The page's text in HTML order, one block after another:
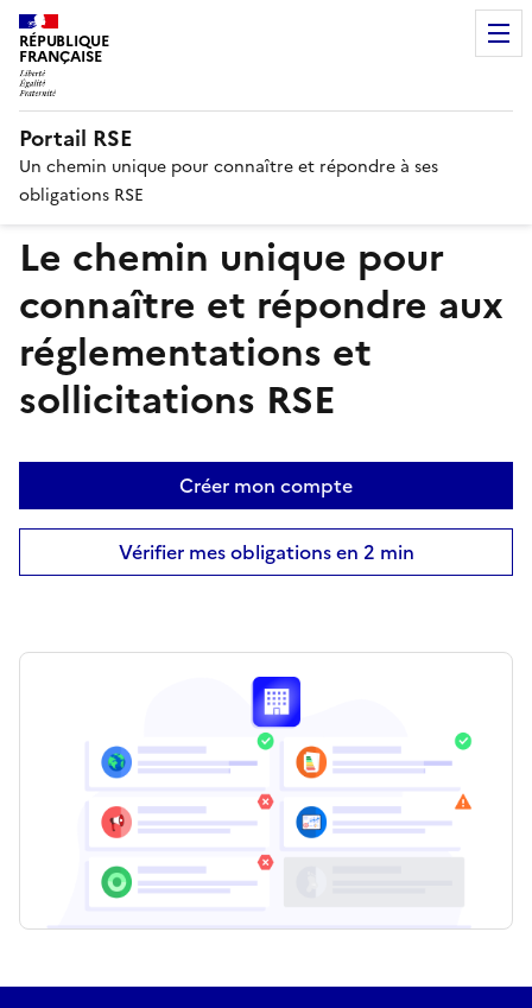
RÉPUBLIQUE
FRANÇAISE
Portail RSE
Un chemin unique pour connaître et répondre à ses
obligations RSE
Le chemin unique pour
connaître et répondre aux
réglementations et
sollicitations RSE
Créer mon compte
Vérifier mes obligations en 2 min